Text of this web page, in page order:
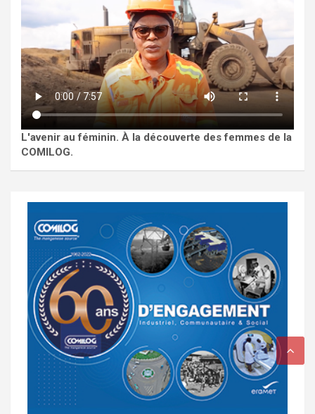
L'avenir au féminin. À la découverte des femmes de la
COMILOG.